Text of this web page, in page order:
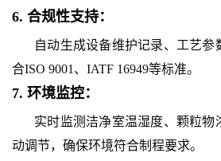
6. 合规性支持：
自动生成设备维护记录、工艺参
合ISO 9001、IATF 16949等标准。
7. 环境监控：
实时监测洁净室温湿度、颗粒物
动调节，确保环境符合制程要求。